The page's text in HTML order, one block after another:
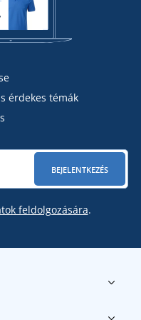
érdekes témák
BEJELENTKEZÉS
feldolgozására.